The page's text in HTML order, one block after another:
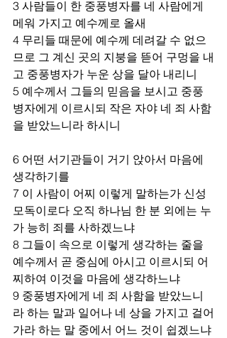
3 사람들이 한 중풍병자를 네 사람에게
메워 가지고 예수께로 올새
4 무리들 때문에 예수께 데려갈 수 없으
므로 그 계신 곳의 지붕을 뜯어 구멍을 내
고 중풍병자가 누운 상을 달아 내리니
5 예수께서 그들의 믿음을 보시고 중풍
병자에게 이르시되 작은 자야 네 죄 사함
을 받았느니라 하시니
6 어떤 서기관들이 거기 앉아서 마음에
생각하기를
7 이 사람이 어찌 이렇게 말하는가 신성
모독이로다 오직 하나님 한 분 외에는 누
가 능히 죄를 사하겠느냐
8 그들이 속으로 이렇게 생각하는 줄을
예수께서 곧 중심에 아시고 이르시되 어
찌하여 이것을 마음에 생각하느냐
9 중풍병자에게 네 죄 사함을 받았느니
라 하는 말과 일어나 네 상을 가지고 걸어
가라 하는 말 중에서 어느 것이 쉽겠느냐